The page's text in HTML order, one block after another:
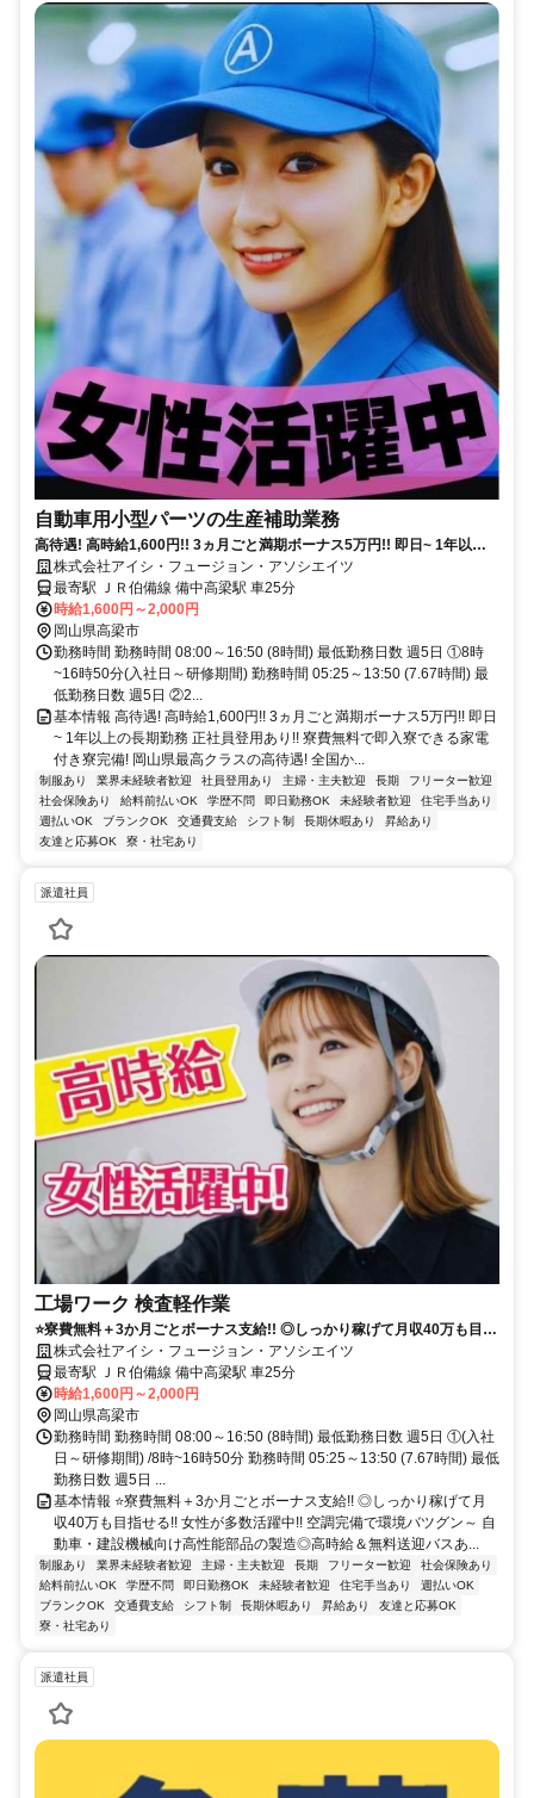
自動車用小型パーツの生産補助業務
高待遇! 高時給1,600円!! 3ヵ月ごと満期ボーナス5万円!! 即日~ 1年以上
の長期勤務 正社員登用あり!! 寮費無料で即入寮できる家電付き寮完備!
株式会社アイシ・フュージョン・アソシエイツ
最寄駅 ＪＲ伯備線 備中高梁駅 車25分
時給1,600円～2,000円
岡山県高梁市
勤務時間 勤務時間 08:00～16:50 (8時間) 最低勤務日数 週5日 ①8時
~16時50分(入社日～研修期間) 勤務時間 05:25～13:50 (7.67時間) 最
低勤務日数 週5日 ②2...
基本情報 高待遇! 高時給1,600円!! 3ヵ月ごと満期ボーナス5万円!! 即日
~ 1年以上の長期勤務 正社員登用あり!! 寮費無料で即入寮できる家電
付き寮完備! 岡山県最高クラスの高待遇! 全国か...
制服あり 業界未経験者歓迎 社員登用あり 主婦・主夫歓迎 長期
フリーター歓迎
社会保険あり
給料前払いOK 学歴不問 即日勤務OK 未経験者歓迎
住宅手当あり
週払いOK
ブランクOK 交通費支給 シフト制 長期休暇あり
昇給あり
友達と応募OK
寮・社宅あり
派遣社員
工場ワーク 検査軽作業
⭐寮費無料＋3か月ごとボーナス支給!! ◎しっかり稼げて月収40万も目指
せる!! 女性が多数活躍中!! 空調完備で環境バツグン～
株式会社アイシ・フュージョン・アソシエイツ
最寄駅 ＪＲ伯備線 備中高梁駅 車25分
時給1,600円～2,000円
岡山県高梁市
勤務時間 勤務時間 08:00～16:50 (8時間) 最低勤務日数 週5日 ①(入社
日～研修期間) /8時~16時50分 勤務時間 05:25～13:50 (7.67時間) 最低
勤務日数 週5日 ...
基本情報 ⭐寮費無料＋3か月ごとボーナス支給!! ◎しっかり稼げて月
収40万も目指せる!! 女性が多数活躍中!! 空調完備で環境バツグン～ 自
動車・建設機械向け高性能部品の製造◎高時給＆無料送迎バスあ...
制服あり 業界未経験者歓迎 主婦・主夫歓迎 長期 フリーター歓迎
社会保険あり
給料前払いOK
学歴不問 即日勤務OK 未経験者歓迎 住宅手当あり
週払いOK
ブランクOK
交通費支給 シフト制 長期休暇あり 昇給あり
友達と応募OK
寮・社宅あり
派遣社員